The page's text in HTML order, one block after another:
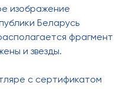
изображение
Беларусь
фрагмент
и звезды.
с сертификатом